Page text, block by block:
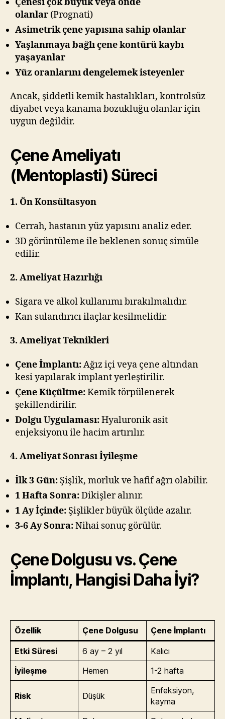
olanlar (Prognati)
Asimetrik çene yapısına sahip olanlar
Yaşlanmaya bağlı çene kontürü kaybı
yaşayanlar
Yüz oranlarını dengelemek isteyenler
Ancak, şiddetli kemik hastalıkları, kontrolsüz
diyabet veya kanama bozukluğu olanlar için
uygun değildir.
Çene Ameliyatı
(Mentoplasti) Süreci
1. Ön Konsültasyon
Cerrah, hastanın yüz yapısını analiz eder.
3D görüntüleme ile beklenen sonuç simüle
edilir.
2. Ameliyat Hazırlığı
Sigara ve alkol kullanımı bırakılmalıdır.
Kan sulandırıcı ilaçlar kesilmelidir.
3. Ameliyat Teknikleri
Çene İmplantı:Ağız içi veya çene altından
kesi yapılarak implant yerleştirilir.
Çene Küçültme:Kemik törpülenerek
şekillendirilir.
Dolgu Uygulaması:Hyaluronik asit
enjeksiyonu ile hacim artırılır.
4. Ameliyat Sonrası İyileşme
İlk 3 Gün: Şişlik, morluk ve hafif ağrı olabilir.
1 Hafta Sonra:Dikişler alınır.
1 Ay İçinde: Şişlikler büyük ölçüde azalır.
3-6 Ay Sonra:Nihai sonuç görülür.
Çene Dolgusu vs. Çene
İmplantı, Hangisi Daha İyi?
Özellik Çene Dolgusu Çene İmplantı
Etki Süresi 6 ay – 2 yıl
Kalıcı
İyileşme
Hemen 1-2 hafta
Risk Düşük
Enfeksiyon,
kayma